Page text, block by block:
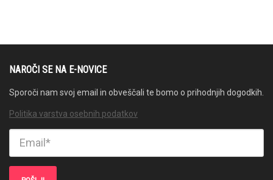
NAROČI SE NA E-NOVICE
Sporoči nam svoj email in obveščali te bomo o prihodnjih dogodkih.
Politika varstva osebnih podatkov